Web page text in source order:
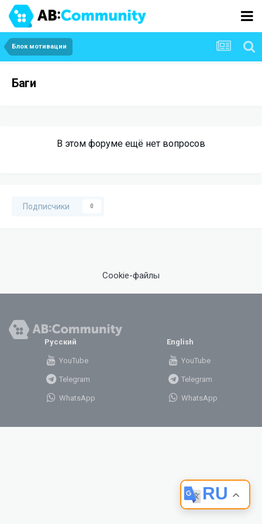
Блок мотивации
Баги
В этом форуме ещё нет вопросов
Подписчики 0
Cookie-файлы
RU
Русский
YouTube
Telegram
WhatsApp
English
YouTube
Telegram
WhatsApp